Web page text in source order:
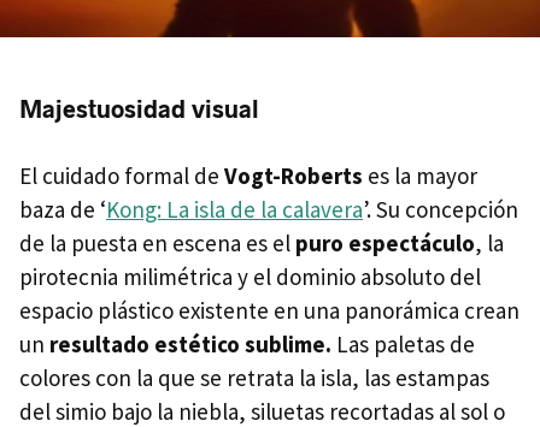
Majestuosidad visual
El cuidado formal de Vogt-Roberts es la mayor
baza de ‘Kong: La isla de la calavera’. Su concepción
de la puesta en escena es el puro espectáculo, la
pirotecnia milimétrica y el dominio absoluto del
espacio plástico existente en una panorámica crean
un resultado estético sublime. Las paletas de
colores con la que se retrata la isla, las estampas
del simio bajo la niebla, siluetas recortadas al sol o